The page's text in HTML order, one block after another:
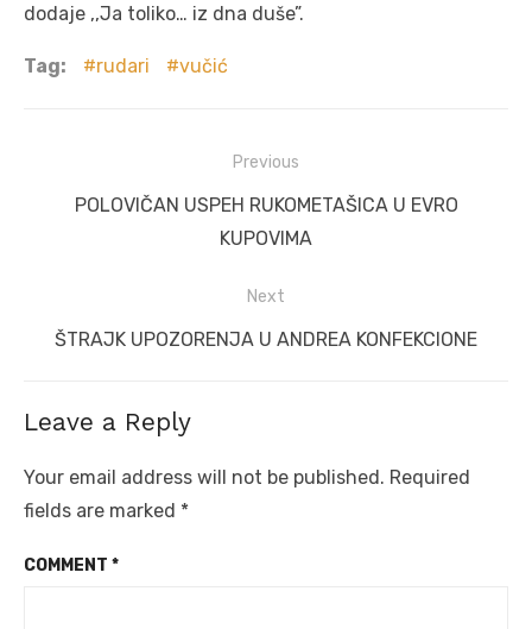
dodaje ,,Ja toliko… iz dna duše”.
Tag: rudari vučić
navigation
Previous
PreviousPOLOVIČAN USPEH RUKOMETAŠICA U EVRO
KUPOVIMA
Next
Next
ŠTRAJK UPOZORENJA U ANDREA KONFEKCIONE
Leave a Reply
Your email address will not be published. Required
fields are marked *
COMMENT *